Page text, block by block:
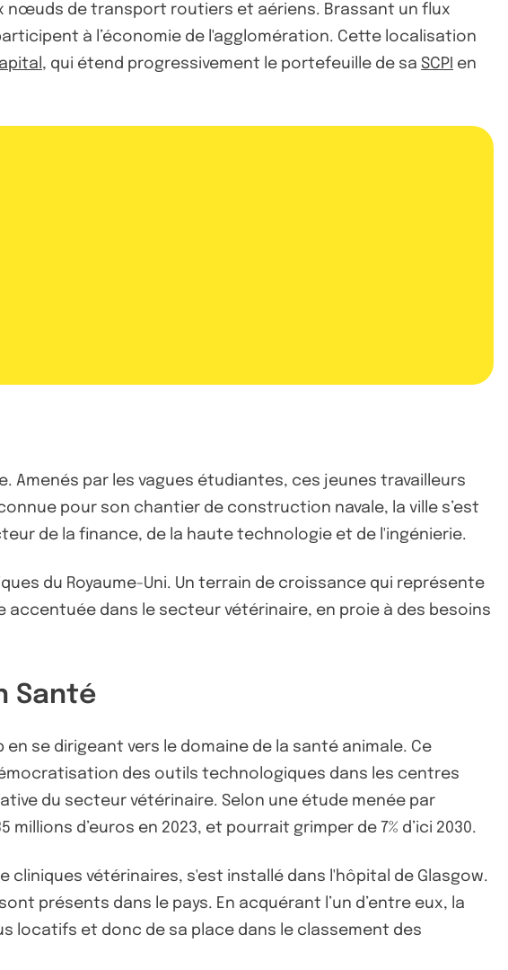
nœuds de transport routiers et aériens. Brassant un flux
à l’économie de l'agglomération. Cette localisation
, qui étend progressivement le portefeuille de sa SCPI en
Amenés par les vagues étudiantes, ces jeunes travailleurs
pour son chantier de construction navale, la ville s’est
de la finance, de la haute technologie et de l'ingénierie.
du Royaume-Uni. Un terrain de croissance qui représente
accentuée dans le secteur vétérinaire, en proie à des besoins
Santé
se dirigeant vers le domaine de la santé animale. Ce
des outils technologiques dans les centres
du secteur vétérinaire. Selon une étude menée par
d’euros en 2023, et pourrait grimper de 7% d’ici 2030.
vétérinaires, s'est installé dans l'hôpital de Glasgow.
présents dans le pays. En acquérant l’un d’entre eux, la
locatifs et donc de sa place dans le classement des